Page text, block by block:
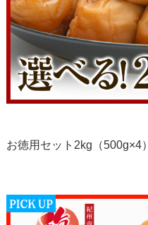
お徳用セット2kg（500g×4）